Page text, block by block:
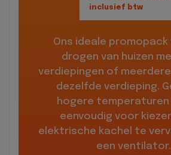
inclusief btw
Ons ideale
drogen van huizen
verdiepingen of
dezelfde verdieping.
hogere temperaturen
eenvoudig voor
elektrische kachel te
een ventilator.